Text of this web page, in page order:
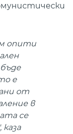
опити
е
от
в
се